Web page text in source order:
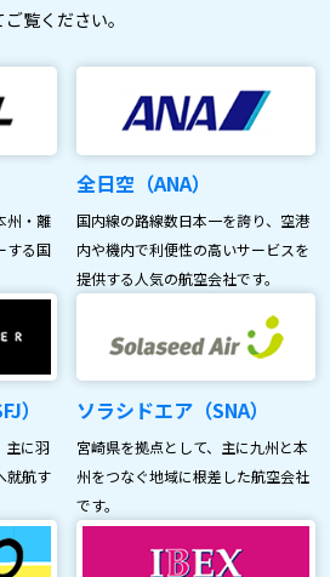
覧ください。
州・離
する国
全日空（ANA）
国内線の路線数日本一を誇り、空港
内や機内で利便性の高いサービスを
提供する人気の航空会社です。
）
主に羽
就航す
ソラシドエア（SNA）
宮崎県を拠点として、主に九州と本
州をつなぐ地域に根差した航空会社
です。